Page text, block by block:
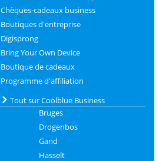
Chèques-cadeaux business
Boutiques d'entreprise
Digisprong
Bring Your Own Device
Boutique de cadeaux
Programme d'affiliation
Tout sur Coolblue Business
Bruges
Drogenbos
Gand
Hasselt